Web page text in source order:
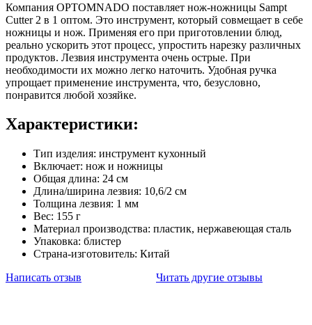
Компания OPTOMNADO поставляет нож-ножницы Sampt
Cutter 2 в 1 оптом. Это инструмент, который совмещает в себе
ножницы и нож. Применяя его при приготовлении блюд,
реально ускорить этот процесс, упростить нарезку различных
продуктов. Лезвия инструмента очень острые. При
необходимости их можно легко наточить. Удобная ручка
упрощает применение инструмента, что, безусловно,
понравится любой хозяйке.
Характеристики:
Тип изделия: инструмент кухонный
Включает: нож и ножницы
Общая длина: 24 см
Длина/ширина лезвия: 10,6/2 см
Толщина лезвия: 1 мм
Вес: 155 г
Материал производства: пластик, нержавеющая сталь
Упаковка: блистер
Страна-изготовитель: Китай
Написать отзыв
Читать другие отзывы